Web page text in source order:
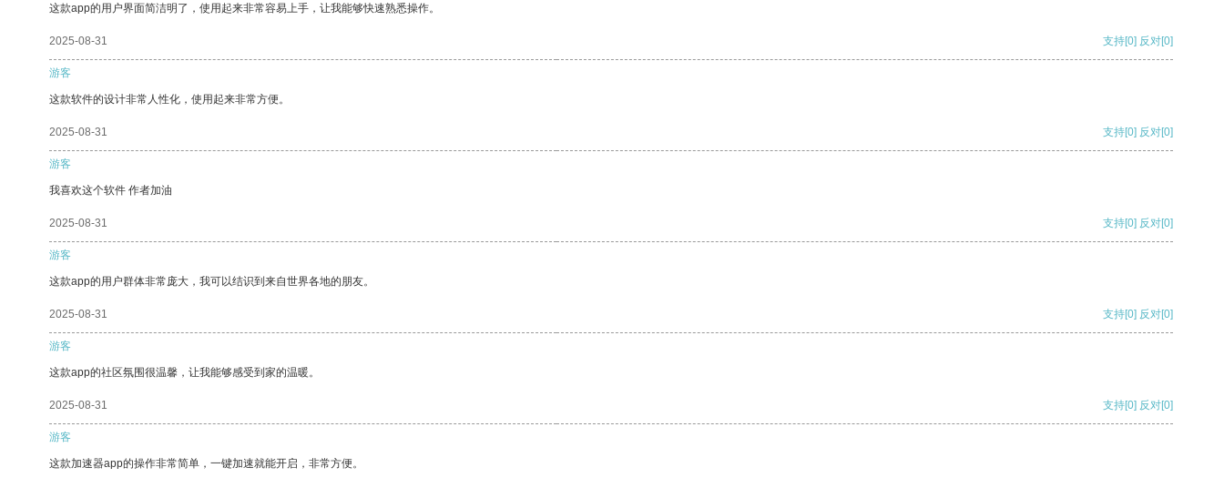
这款app的用户界面简洁明了，使用起来非常容易上手，让我能够快速熟悉操作。
2025-08-31 支持[0] 反对[0]
游客
这款软件的设计非常人性化，使用起来非常方便。
2025-08-31 支持[0] 反对[0]
游客
我喜欢这个软件 作者加油
2025-08-31 支持[0] 反对[0]
游客
这款app的用户群体非常庞大，我可以结识到来自世界各地的朋友。
2025-08-31 支持[0] 反对[0]
游客
这款app的社区氛围很温馨，让我能够感受到家的温暖。
2025-08-31 支持[0] 反对[0]
游客
这款加速器app的操作非常简单，一键加速就能开启，非常方便。